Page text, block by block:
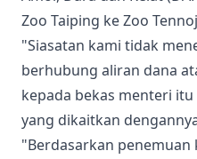
Zoo Taiping ke Zoo
"Siasatan kami tidak
berhubung aliran dana
kepada bekas menteri
yang dikaitkan
"Berdasarkan